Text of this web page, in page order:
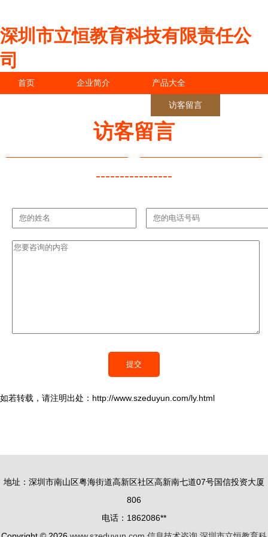
深圳市立恒教育科技有限责任公
司
首页 企业简介 产品大全
访客留言
访客留言
----------------
如若转载，请注明出处：http://www.szeduyun.com/ly.html
地址：深圳市南山区粤海街道高新区社区高新南七道07号国信投资大厦
806
电话：1862086**